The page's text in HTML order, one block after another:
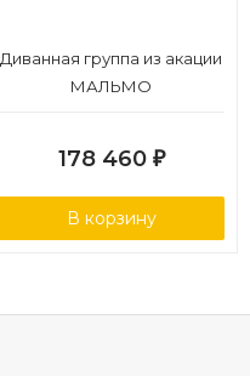
Диванная группа из акации
МАЛЬМО
178 460 ₽
В корзину